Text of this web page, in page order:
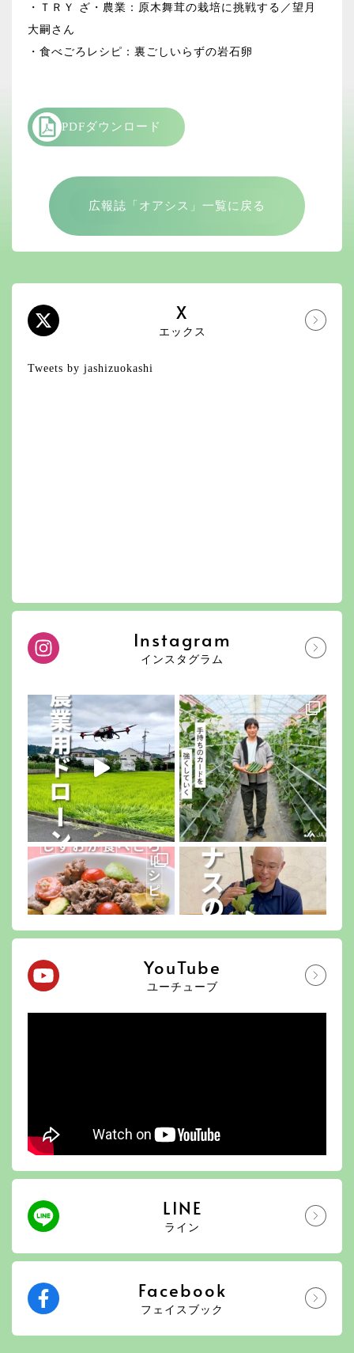
・ＴＲＹ ざ・農業：原木舞茸の栽培に挑戦する／望月
大嗣さん
・食べごろレシピ：裏ごしいらずの岩石卵
PDFダウンロード
広報誌「オアシス」一覧に戻る
X
エックス
Tweets by jashizuokashi
Instagram
インスタグラム
YouTube
ユーチューブ
LINE
ライン
Facebook
フェイスブック